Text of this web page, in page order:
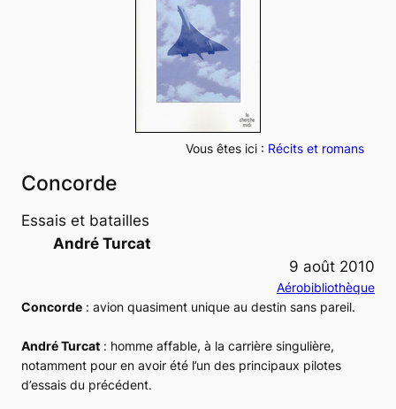
r
c
h
e
r
Vous êtes ici : Récits et romans
Concorde
Essais et batailles
André Turcat
9 août 2010
Aérobibliothèque
Concorde : avion quasiment unique au destin sans pareil.
André Turcat : homme affable, à la carrière singulière,
notamment pour en avoir été l’un des principaux pilotes
d’essais du précédent.